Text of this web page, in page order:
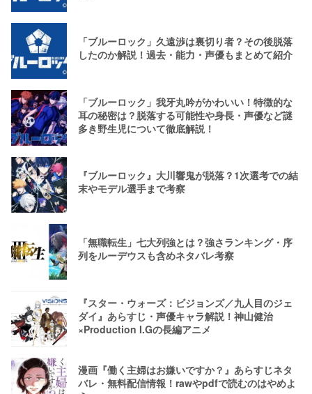
「ブルーロック」久遠渉は裏切り者？その後脱落
したのか解説！過去・能力・声優もまとめて紹介
「ブルーロック」我牙丸吟がかわいい！特徴的な
耳の秘密は？脱落する可能性や身長・声優など謎
多き野生児について徹底解説！
『ブルーロック』大川響鬼が脱落？1次選考での結
末やモデル選手まで考察
「無職転生」七大列強とは？強さランキング・序
列をルーデウスも含めネタバレ考察
『スター・ウォーズ：ビジョンズ／九人目のジェ
ダイ』あらすじ・声優キャラ解説！神山健治
×Production I.Gの長編アニメ
漫画『働く主婦はお嫌いですか？』あらすじネタ
バレ・無料配信情報！rawやpdfで読むのはやめよ